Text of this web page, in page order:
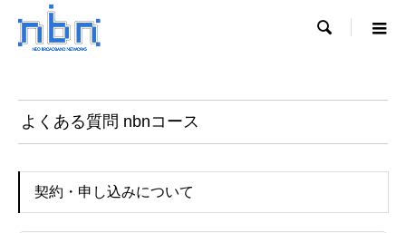

よくある質問 nbnコース
契約・申し込みについて